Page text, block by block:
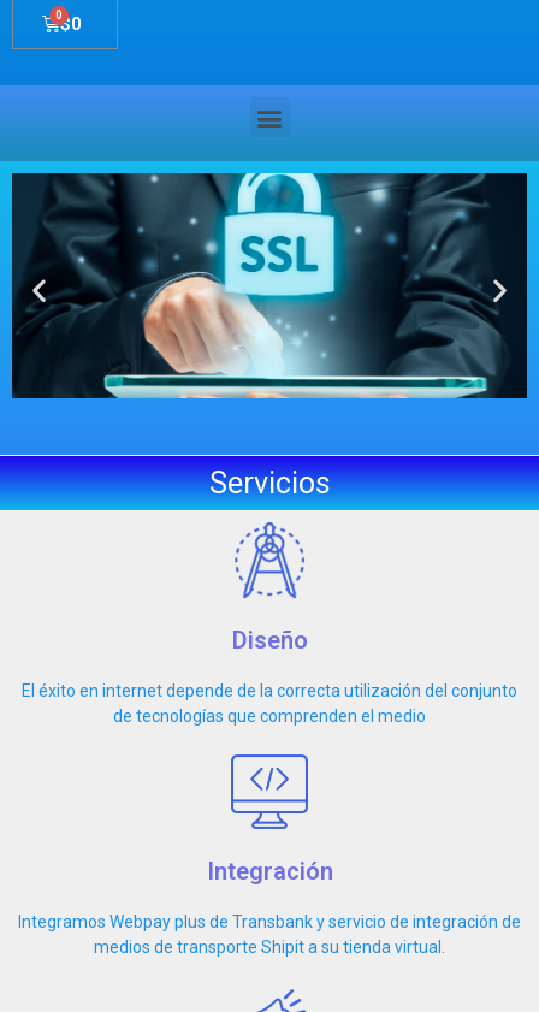
$0
Servicios
Diseño
El éxito en internet depende de la correcta utilización del conjunto
de tecnologías que comprenden el medio
Integración
Integramos Webpay plus de Transbank y servicio de integración de
medios de transporte Shipit a su tienda virtual.